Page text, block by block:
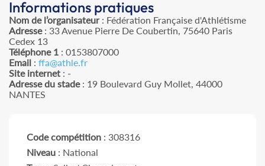
Informations pratiques
Nom de l’organisateur: Fédération Française d'Athlétisme
Adresse: 33 Avenue Pierre De Coubertin, 75640 Paris
Cedex 13
Téléphone 1 : 0153807000
Email : ffa@athle.fr
Site internet : -
Adresse du stade: 19 Boulevard Guy Mollet, 44000
NANTES
Code compétition : 308316
Niveau : National